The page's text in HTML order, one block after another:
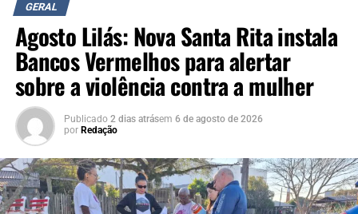
Equipes do Corpo de Bombeiros Militar atenderam a
ocorrência, mas o motociclista morreu no local.
Na mesma rodovia, na altura do bairro Estação, outra
queda de árvore atingiu um carro e bloqueou
parcialmente a pista. Ninguém ficou ferido. Os bombeiros
realizaram a remoção da árvore e do veículo para a
liberação do trânsito.
GERAL
Agosto Lilás: Nova Santa Rita instala
Bancos Vermelhos para alertar
sobre a violência contra a mulher
Publicado 2 dias atrásem 6 de agosto de 2026
por Redação